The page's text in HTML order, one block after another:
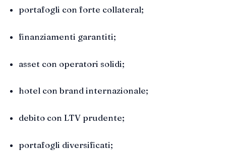
portafogli con forte collateral;
finanziamenti garantiti;
asset con operatori solidi;
hotel con brand internazionale;
debito con LTV prudente;
portafogli diversificati;